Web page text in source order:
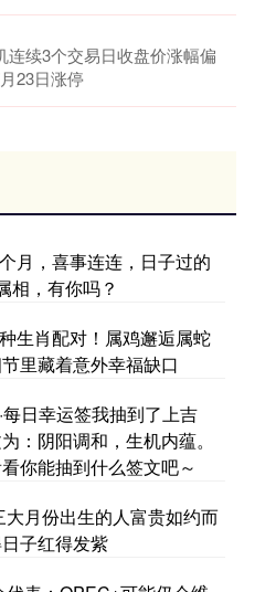
连续3个交易日收盘价涨幅偏
23日涨停
月，喜事连连，日子过的
相，有你吗？
生肖配对！属鸡邂逅属蛇
里藏着意外幸福缺口
每日幸运签我抽到了上吉
：阴阳调和，生机内蕴。
你能抽到什么签文吧～
大月份出生的人富贵如约而
子红得发紫